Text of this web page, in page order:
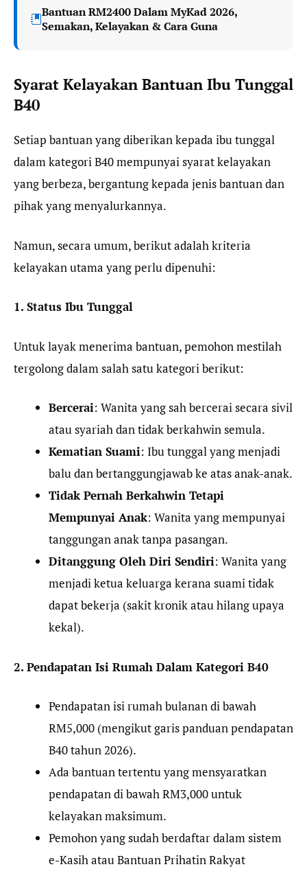
Bantuan RM2400 Dalam MyKad 2026,
Semakan, Kelayakan & Cara Guna
Syarat Kelayakan Bantuan Ibu Tunggal
B40
Setiap bantuan yang diberikan kepada ibu tunggal
dalam kategori B40 mempunyai syarat kelayakan
yang berbeza, bergantung kepada jenis bantuan dan
pihak yang menyalurkannya.
Namun, secara umum, berikut adalah kriteria
kelayakan utama yang perlu dipenuhi:
1. Status Ibu Tunggal
Untuk layak menerima bantuan, pemohon mestilah
tergolong dalam salah satu kategori berikut:
Bercerai: Wanita yang sah bercerai secara sivil
atau syariah dan tidak berkahwin semula.
Kematian Suami: Ibu tunggal yang menjadi
balu dan bertanggungjawab ke atas anak-anak.
Tidak Pernah Berkahwin Tetapi
Mempunyai Anak: Wanita yang mempunyai
tanggungan anak tanpa pasangan.
Ditanggung Oleh Diri Sendiri: Wanita yang
menjadi ketua keluarga kerana suami tidak
dapat bekerja (sakit kronik atau hilang upaya
kekal).
2. Pendapatan Isi Rumah Dalam Kategori B40
Pendapatan isi rumah bulanan di bawah
RM5,000 (mengikut garis panduan pendapatan
B40 tahun 2026).
Ada bantuan tertentu yang mensyaratkan
pendapatan di bawah RM3,000 untuk
kelayakan maksimum.
Pemohon yang sudah berdaftar dalam sistem
e-Kasih atau Bantuan Prihatin Rakyat